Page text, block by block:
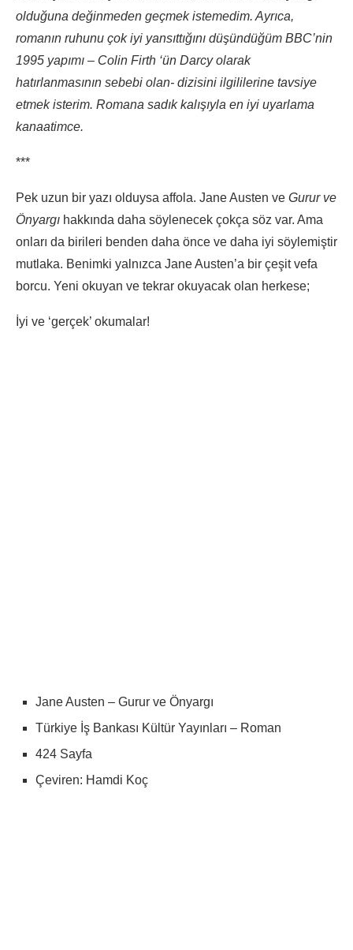
olduğuna değinmeden geçmek istemedim. Ayrıca,
romanın ruhunu çok iyi yansıttığını düşündüğüm BBC’nin
1995 yapımı – Colin Firth ‘ün Darcy olarak
hatırlanmasının sebebi olan- dizisini ilgililerine tavsiye
etmek isterim. Romana sadık kalışıyla en iyi uyarlama
kanaatimce.
***
Pek uzun bir yazı olduysa affola. Jane Austen ve Gurur ve
Önyargı hakkında daha söylenecek çokça söz var. Ama
onları da birileri benden daha önce ve daha iyi söylemiştir
mutlaka. Benimki yalnızca Jane Austen’a bir çeşit vefa
borcu. Yeni okuyan ve tekrar okuyacak olan herkese;
İyi ve ‘gerçek’ okumalar!
Jane Austen – Gurur ve Önyargı
Türkiye İş Bankası Kültür Yayınları – Roman
424 Sayfa
Çeviren: Hamdi Koç